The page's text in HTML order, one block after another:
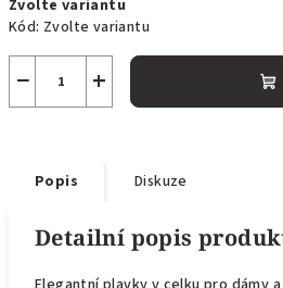
cena:
Zvolte variantu
Kód: Zvolte variantu
+
−
Popis Diskuze
Detailní popis